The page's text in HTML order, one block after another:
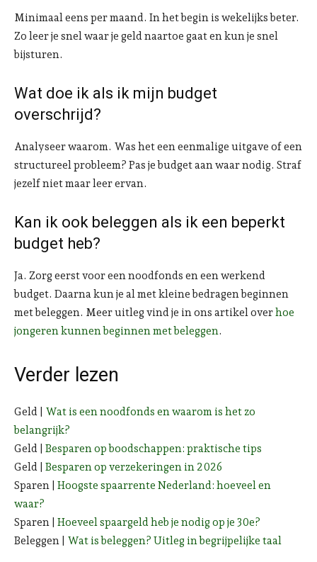
Minimaal eens per maand. In het begin is wekelijks beter.
Zo leer je snel waar je geld naartoe gaat en kun je snel
bijsturen.
Wat doe ik als ik mijn budget
overschrijd?
Analyseer waarom. Was het een eenmalige uitgave of een
structureel probleem? Pas je budget aan waar nodig. Straf
jezelf niet maar leer ervan.
Kan ik ook beleggen als ik een beperkt
budget heb?
Ja. Zorg eerst voor een noodfonds en een werkend
budget. Daarna kun je al met kleine bedragen beginnen
met beleggen. Meer uitleg vind je in ons artikel overhoe
jongeren kunnen beginnen met beleggen.
Verder lezen
Geld | Wat is een noodfonds en waarom is het zo
belangrijk?
Geld | Besparen op boodschappen: praktische tips
Geld | Besparen op verzekeringen in 2026
Sparen | Hoogste spaarrente Nederland: hoeveel en
waar?
Sparen | Hoeveel spaargeld heb je nodig op je 30e?
Beleggen | Wat is beleggen? Uitleg in begrijpelijke taal